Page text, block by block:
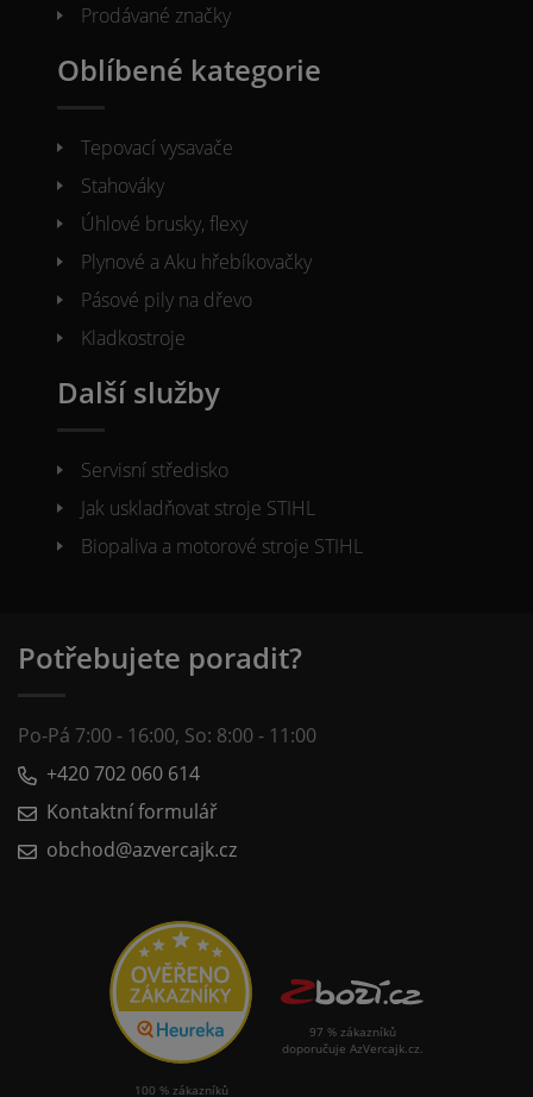
Prodávané značky
Oblíbené kategorie
Tepovací vysavače
Stahováky
Úhlové brusky, flexy
Plynové a Aku hřebíkovačky
Pásové pily na dřevo
Kladkostroje
Další služby
Servisní středisko
Jak uskladňovat stroje STIHL
Biopaliva a motorové stroje STIHL
Potřebujete poradit?
Po-Pá 7:00 - 16:00, So: 8:00 - 11:00
+420 702 060 614
Kontaktní formulář
obchod@azvercajk.cz
100 % zákazníků
97 % zákazníků
doporučuje AzVercajk.cz.